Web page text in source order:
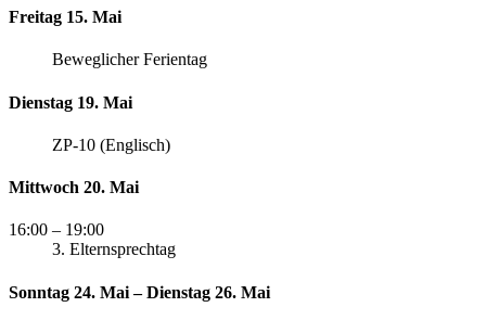
Freitag 15. Mai
Beweglicher Ferientag
Dienstag 19. Mai
ZP-10 (Englisch)
Mittwoch 20. Mai
16:00 – 19:00
3. Elternsprechtag
Sonntag 24. Mai – Dienstag 26. Mai